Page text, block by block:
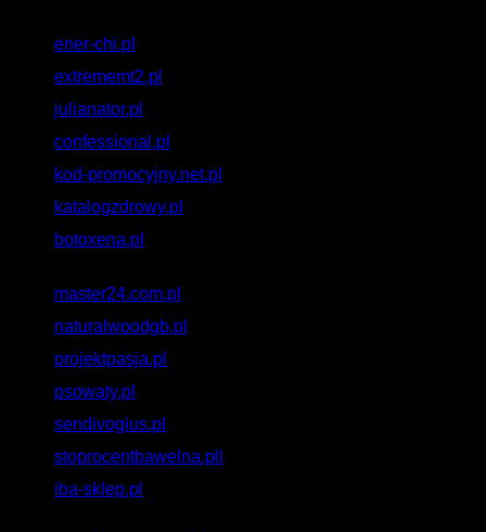
ener-chi.pl
extrememt2.pl
julianator.pl
confessional.pl
kod-promocyjny.net.pl
katalogzdrowy.pl
botoxena.pl
master24.com.pl
naturalwoodgb.pl
projektpasja.pl
psowaty.pl
sendivogius.pl
stoprocentbawelna.pll
iba-sklep.pl